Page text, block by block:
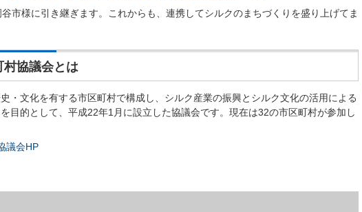
市様に引き継ぎます。これからも、連携してシルクのまちづくりを盛り上げてま
村協議会とは
・文化を有する市区町村で構成し、シルク産業の振興とシルク文化の活用による
目的として、平成22年1月に設立した協議会です。現在は32の市区町村が参加し
議会HP